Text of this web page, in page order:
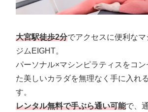
大宮駅徒歩2分でアクセスに便利な
ジムEIGHT。
パーソナル×マシンピラティスをコン
た美しいカラダを無理なく手に入れ
す。
レンタル無料で手ぶら通い可能で、